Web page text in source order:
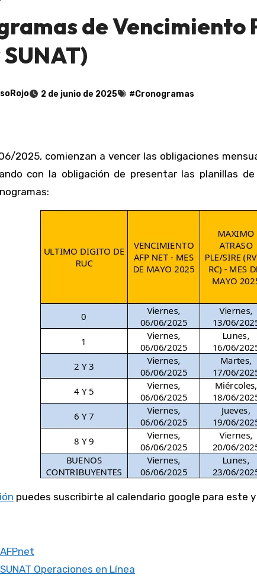
de Vencimiento
2 de junio de 2025 #Cronogramas
con la obligación de presentar las planillas
puedes suscribirte al calendario google para este
Operaciones en Línea